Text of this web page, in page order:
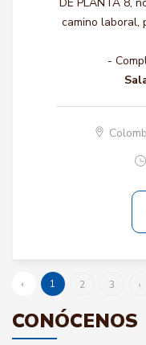
camino laboral,
-
‹ 1 2 3 ›
CONÓCENOS